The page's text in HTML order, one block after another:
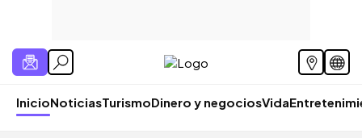
InicioNoticiasTurismoDinero y negociosVida